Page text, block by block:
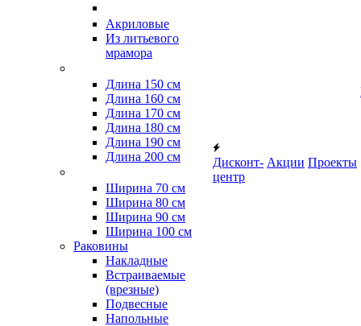
Акриловые
Из литьевого
мрамора
Длина 150 см
Длина 160 см
Длина 170 см
Длина 180 см
Длина 190 см
Длина 200 см
Ширина 70 см
Ширина 80 см
Ширина 90 см
Ширина 100 см
Раковины
Накладные
Встраиваемые
(врезные)
Подвесные
Напольные
Дисконт-
центр
Акции Проекты